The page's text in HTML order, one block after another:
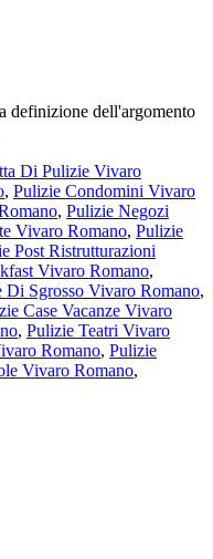
definizione dell'argomento
Di Pulizie Vivaro
, Pulizie Condomini Vivaro
, Pulizie Negozi
Vivaro Romano, Pulizie
Post Ristrutturazioni
Vivaro Romano,
Di Sgrosso Vivaro Romano,
Case Vacanze Vivaro
, Pulizie Teatri Vivaro
Romano, Pulizie
Vivaro Romano,